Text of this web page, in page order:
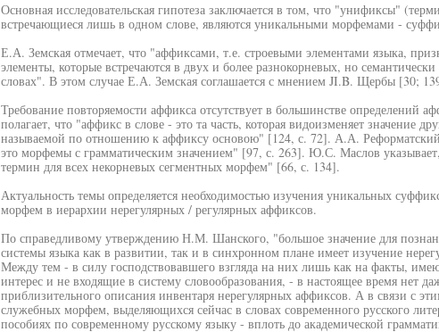
Основная исследовательская гипотеза заключается в том, что "унификсы"
встречающиеся лишь в одном слове, являются уникальными морфемами -
Е.А. Земская отмечает, что "аффиксами, т.е. строевыми элементами языка,
элементы, которые встречаются в двух и более разнокорневых, но
словах". В этом случае Е.А. Земская соглашается с мнением JI.B. Щербы [30;
Требование повторяемости аффикса отсутствует в большинстве определений
полагает, что "аффикс в слове - это та часть, которая видоизменяет значение
называемой по отношению к аффиксу основою" [124, с. 72]. А.А.
это морфемы с грамматическим значением" [97, с. 263]. Ю.С. Маслов
термин для всех некорневых сегментных морфем" [66, с. 134].
Актуальность темы определяется необходимостью изучения уникальных
морфем в иерархии нерегулярных / регулярных аффиксов.
По справедливому утверждению Н.М. Шанского, "большое значение для
системы языка как в развитии, так и в синхронном плане имеет изучение
Между тем - в силу господствовавшего взгляда на них лишь как на факты,
интерес и не входящие в систему словообразования, - в настоящее время нет
приблизительного описания инвентаря нерегулярных аффиксов. А в связи с
служебных морфем, выделяющихся сейчас в словах современного русского
пособиях по современному русскому языку - вплоть до академической